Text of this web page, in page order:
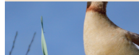
over
Belangrijke